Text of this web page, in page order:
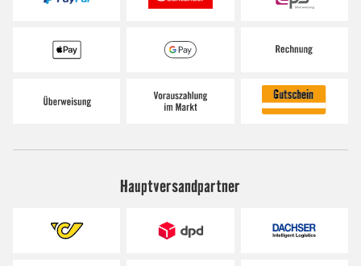
Hauptversandpartner